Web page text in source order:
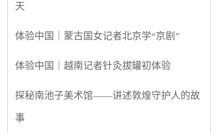
天
体验中国｜蒙古国女记者北京学“京剧”
体验中国｜越南记者针灸拔罐初体验
探秘南池子美术馆——讲述敦煌守护人的故
事